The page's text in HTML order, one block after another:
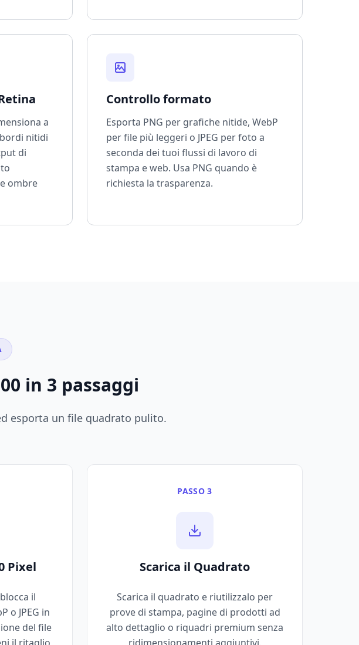
a
nitidi
di
ombre
Controllo formato
Esporta PNG per grafiche nitide, WebP
per file più leggeri o JPEG per foto a
seconda dei tuoi flussi di lavoro di
stampa e web. Usa PNG quando è
richiesta la trasparenza.
in 3 passaggi
esporta un file quadrato pulito.
Pixel
il
o JPEG in
del file
PASSO 3
Scarica il Quadrato
Scarica il quadrato e riutilizzalo per
prove di stampa, pagine di prodotti ad
alto dettaglio o riquadri premium senza